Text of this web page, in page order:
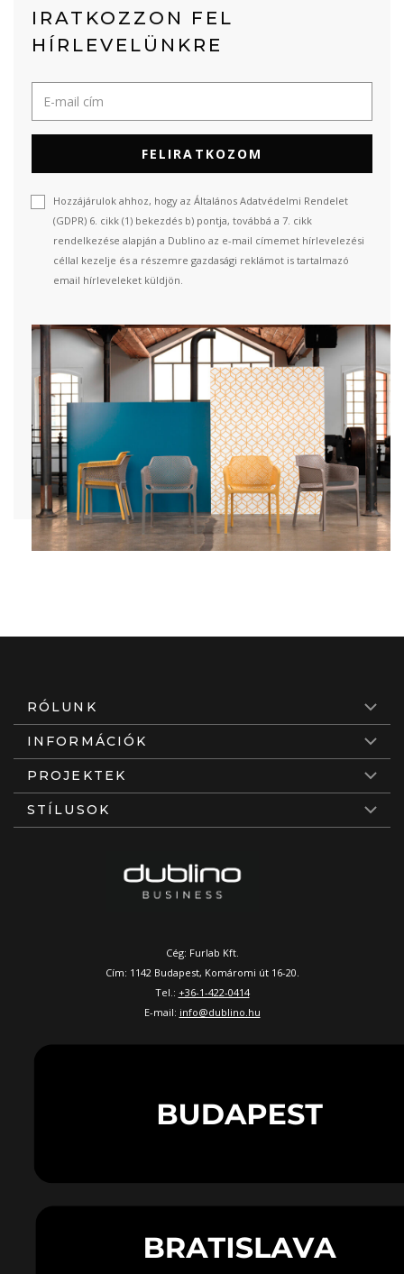
IRATKOZZON FEL
HÍRLEVELÜNKRE
FELIRATKOZOM
Hozzájárulok ahhoz, hogy az Általános Adatvédelmi Rendelet
(GDPR) 6. cikk (1) bekezdés b) pontja, továbbá a 7. cikk
rendelkezése alapján a Dublino az e-mail címemet hírlevelezési
céllal kezelje és a részemre gazdasági reklámot is tartalmazó
email hírleveleket küldjön.
RÓLUNK
INFORMÁCIÓK
PROJEKTEK
STÍLUSOK
Cég: Furlab Kft.
Cím: 1142 Budapest, Komáromi út 16-20.
Tel.: +36-1-422-0414
E-mail: info@dublino.hu